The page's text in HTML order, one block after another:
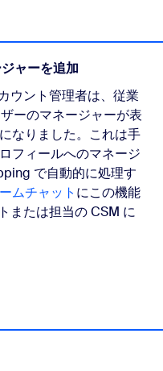
ャーを追加
ウント管理者は、従業
ーのマネージャーが表
なりました。これは手
フィールへのマネージ
で自動的に処理す
ムチャット にこの機能
または担当の CSM に